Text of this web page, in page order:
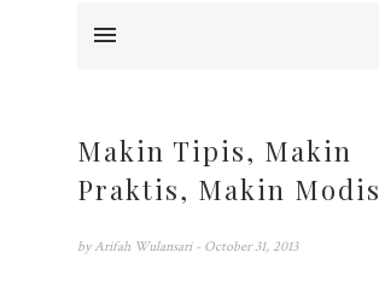
Makin Tipis, Makin
Praktis, Makin Modis
by Arifah Wulansari - October 31, 2013